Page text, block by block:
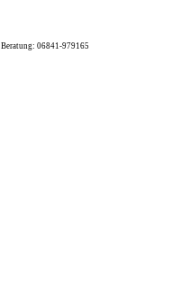
Beratung: 06841-979165